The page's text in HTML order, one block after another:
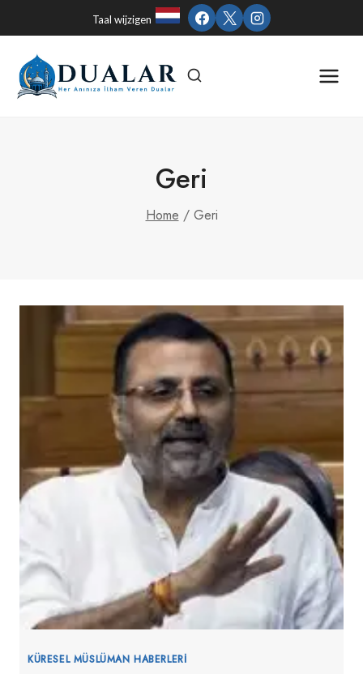
to
content
Taal wijzigen
Geri
Home / Geri
KÜRESEL MÜSLÜMAN HABERLERI